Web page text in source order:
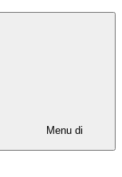
Menu di